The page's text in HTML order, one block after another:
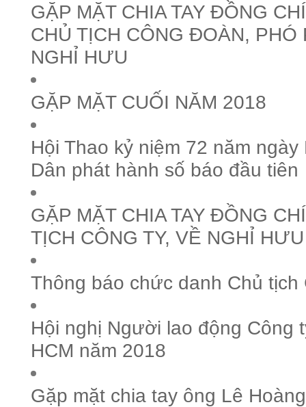
GẶP MẶT CHIA TAY ĐỒNG
CHỦ TỊCH CÔNG ĐOÀN, PHÓ
NGHỈ HƯU
GẶP MẶT CUỐI NĂM 2018
Hội Thao kỷ niệm 72 năm
Dân phát hành số báo đầu tiên
GẶP MẶT CHIA TAY ĐỒNG
TỊCH CÔNG TY, VỀ NGHỈ HƯU
Thông báo chức danh Chủ
Hội nghị Người lao động Công
HCM năm 2018
Gặp mặt chia tay ông Lê